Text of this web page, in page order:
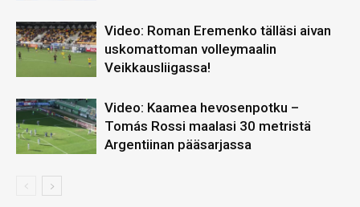
Video: Roman Eremenko tälläsi aivan
uskomattoman volleymaalin
Veikkausliigassa!
Video: Kaamea hevosenpotku –
Tomás Rossi maalasi 30 metristä
Argentiinan pääsarjassa